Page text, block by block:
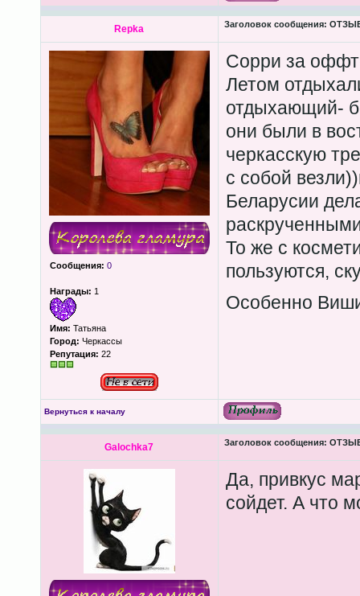
Repka Заголовок сообщения:
Сообщения: 0
Награды: 1
Имя: Татьяна
Город: Черкассы
Репутация: 22
Сорри за
Летом
отдыхающий-
они были в
черкасскую
с собой
Беларусии
То же с
пользуются,
Особенно
Вернуться к началу
Galochka7 Заголовок сообщения:
Да, привкус
сойдет. А что